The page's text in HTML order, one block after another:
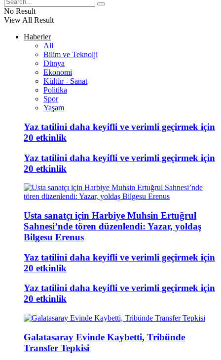
No Result
View All Result
Haberler
All
Bilim ve Teknolji
Dünya
Ekonomi
Kültür - Sanat
Politika
Spor
Yaşam
Yaz tatilini daha keyifli ve verimli geçirmek için
20 etkinlik
Yaz tatilini daha keyifli ve verimli geçirmek için
20 etkinlik
Usta sanatçı için Harbiye Muhsin Ertuğrul
Sahnesi’nde tören düzenlendi: Yazar, yoldaş
Bilgesu Erenus
Yaz tatilini daha keyifli ve verimli geçirmek için
20 etkinlik
Yaz tatilini daha keyifli ve verimli geçirmek için
20 etkinlik
Galatasaray Evinde Kaybetti, Tribünde
Transfer Tepkisi